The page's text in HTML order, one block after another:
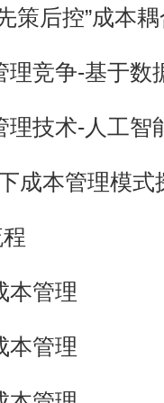
后控”成本耦
竞争-基于数
技术-人工智
本管理模式
管理
管理